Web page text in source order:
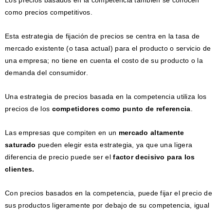
como precios competitivos.
Esta estrategia de fijación de precios se centra en la tasa de
mercado existente (o tasa actual) para el producto o servicio de
una empresa; no tiene en cuenta el costo de su producto o la
demanda del consumidor.
Una estrategia de precios basada en la competencia utiliza los
precios de los competidores como punto de referencia
Las empresas que compiten en un mercado altamente
saturado pueden elegir esta estrategia, ya que una ligera
diferencia de precio puede ser elfactor decisivo para los
clientes.
Con precios basados ​​en la competencia, puede fijar el precio de
sus productos ligeramente por debajo de su competencia, igual